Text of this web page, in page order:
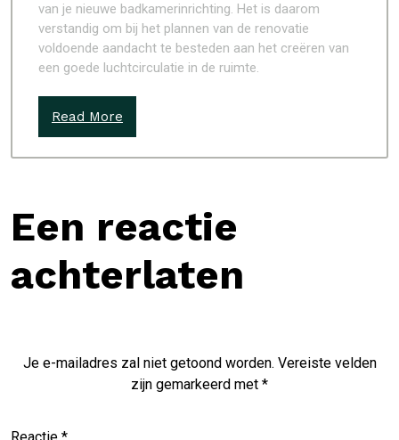
van je nieuwe badkamerinrichting. Het is daarom
verstandig om bij het plannen van de renovatie
voldoende aandacht te besteden aan het creëren van
een goede luchtcirculatie in de ruimte.
Read More
Een reactie
achterlaten
Je e-mailadres zal niet getoond worden. Vereiste velden
zijn gemarkeerd met *